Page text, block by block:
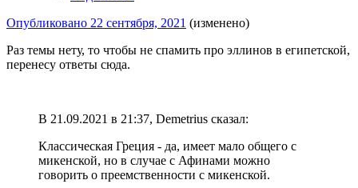
Опубликовано 22 сентября, 2021 (изменено)
Раз темы нету, то чтобы не спамить про эллинов в египетской,
перенесу ответы сюда.
В 21.09.2021 в 21:37, Demetrius сказал:
Классическая Греция - да, имеет мало общего с
микенской, но в случае с Афинами можно
говорить о преемственности с микенской.